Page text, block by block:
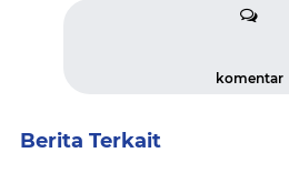
komentar
Berita Terkait